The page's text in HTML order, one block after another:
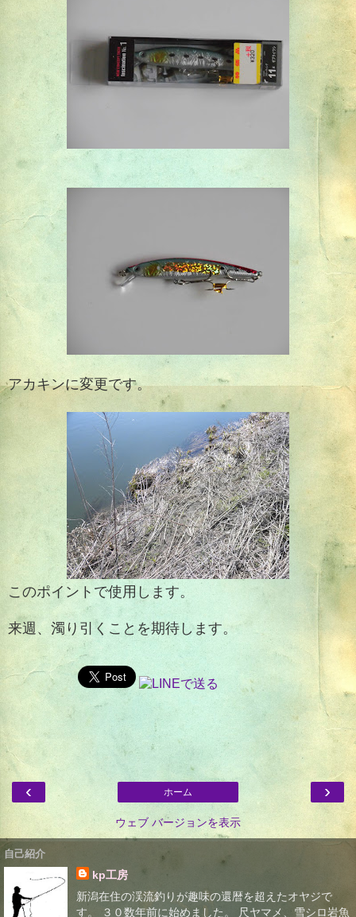
アカキンに変更です。
このポイントで使用します。
来週、濁り引くことを期待します。
‹ ›
ホーム
ウェブ バージョンを表示
自己紹介
kp工房
新潟在住の渓流釣りが趣味の還暦を超えたオヤジで
す。 ３０数年前に始めました。 尺ヤマメ、雪シロ岩魚